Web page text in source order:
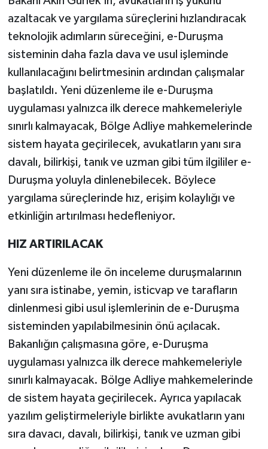
azaltacak ve yargılama süreçlerini hızlandıracak
teknolojik adımların süreceğini, e-Duruşma
sisteminin daha fazla dava ve usul işleminde
kullanılacağını belirtmesinin ardından çalışmalar
başlatıldı. Yeni düzenleme ile e-Duruşma
uygulaması yalnızca ilk derece mahkemeleriyle
sınırlı kalmayacak, Bölge Adliye mahkemelerinde
sistem hayata geçirilecek, avukatların yanı sıra
davalı, bilirkişi, tanık ve uzman gibi tüm ilgililer e-
Duruşma yoluyla dinlenebilecek. Böylece
yargılama süreçlerinde hız, erişim kolaylığı ve
etkinliğin artırılması hedefleniyor.
HIZ ARTIRILACAK
Yeni düzenleme ile ön inceleme duruşmalarının
yanı sıra istinabe, yemin, isticvap ve tarafların
dinlenmesi gibi usul işlemlerinin de e-Duruşma
sisteminden yapılabilmesinin önü açılacak.
Bakanlığın çalışmasına göre, e-Duruşma
uygulaması yalnızca ilk derece mahkemeleriyle
sınırlı kalmayacak. Bölge Adliye mahkemelerinde
de sistem hayata geçirilecek. Ayrıca yapılacak
yazılım geliştirmeleriyle birlikte avukatların yanı
sıra davacı, davalı, bilirkişi, tanık ve uzman gibi